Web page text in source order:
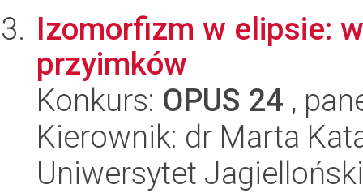
Izomorfizm w elipsie:
przyimków
Konkurs: OPUS 24 ,
Kierownik: dr Marta
Uniwersytet